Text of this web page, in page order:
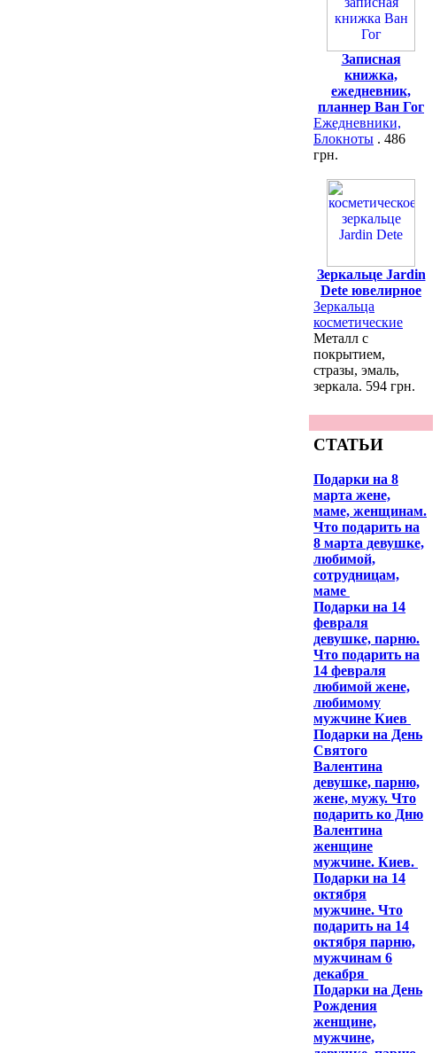
Записная
книжка,
ежедневник,
планнер Ван Гог
Ежедневники,
Блокноты . 486
грн.
Зеркальце Jardin
Dete ювелирное
Зеркальца
косметические
Металл с
покрытием,
стразы, эмаль,
зеркала. 594 грн.
СТАТЬИ
Подарки на 8
марта жене,
маме, женщинам.
Что подарить на
8 марта девушке,
любимой,
сотрудницам,
маме
Подарки на 14
февраля
девушке, парню.
Что подарить на
14 февраля
любимой жене,
любимому
мужчине Киев
Подарки на День
Святого
Валентина
девушке, парню,
жене, мужу. Что
подарить ко Дню
Валентина
женщине
мужчине. Киев.
Подарки на 14
октября
мужчине. Что
подарить на 14
октября парню,
мужчинам 6
декабря
Подарки на День
Рождения
женщине,
мужчине,